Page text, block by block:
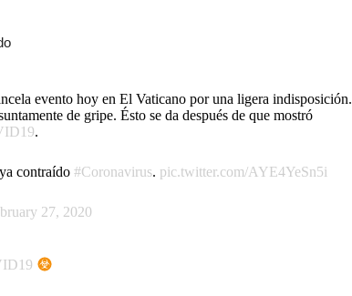
evento hoy en El Vaticano por una ligera indisposición.
de gripe. Ésto se da después de que mostró
.
contraído #Coronavirus. pic.twitter.com/AYE4YeSn5i
27, 2020